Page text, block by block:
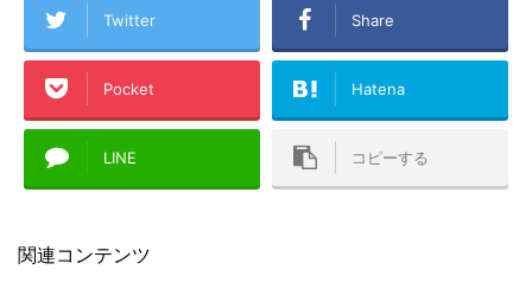
Twitter Share
Pocket Hatena
LINE コピーする
関連コンテンツ